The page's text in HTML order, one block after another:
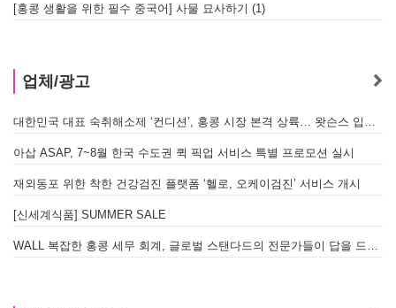
[홍콩 생활을 위한 필수 중국어] 사물 묘사하기 (1)
업체/광고
아삽 ASAP, 7~8월 한국 수도권 퀵 픽업 서비스 특별 프로모션 실시
재외동포 위한 착한 건강검진 플랫폼 ‘헬로, 오케이검진’ 서비스 개시
[신세계식품] SUMMER SALE